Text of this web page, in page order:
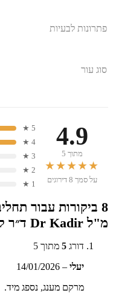
פתרונות לבעיות
סוג עור
4.9
מתוך 5
★★★★★
על סמך 8 דירוגים
5 ★
4 ★
3 ★
2 ★
1 ★
8 ביקורות עבור
מ"ל Dr Kadir ד״ר קדיר
דורג 5 מתוך 5
יעלי –
14/01/2026
מרקם מענג, נספג מיד.